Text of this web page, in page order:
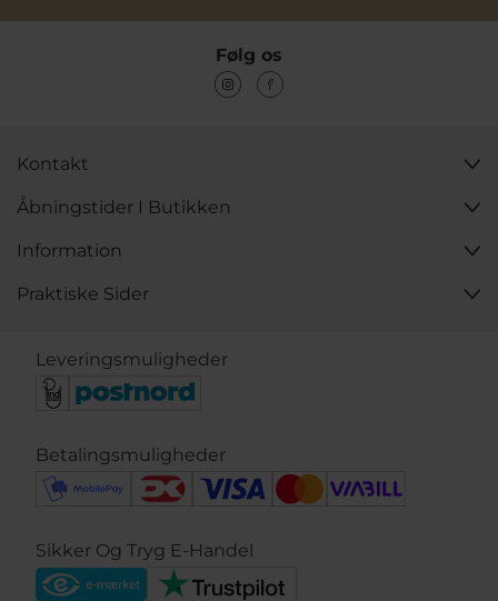
Følg os
Kontakt
Åbningstider I Butikken
Information
Praktiske Sider
Leveringsmuligheder
Betalingsmuligheder
Sikker Og Tryg E-Handel